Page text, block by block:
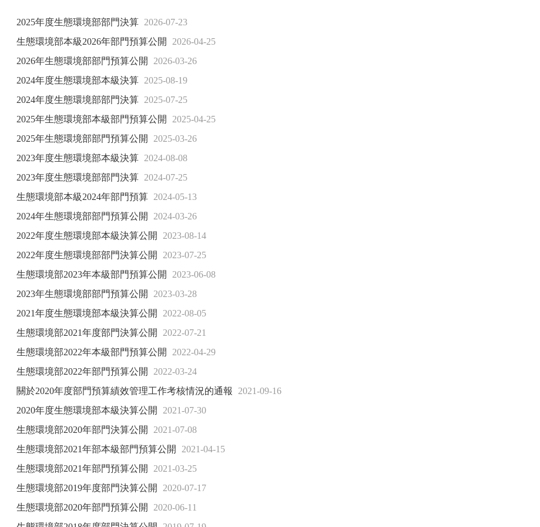
2025年度生態環境部部門決算 2026-07-23
生態環境部本級2026年部門預算公開
2026-04-25
2026年生態環境部部門預算公開
2026-03-26
2024年度生態環境部本級決算 2025-08-19
2024年度生態環境部部門決算 2025-07-25
2025年生態環境部本級部門預算公開
2025-04-25
2025年生態環境部部門預算公開
2025-03-26
2023年度生態環境部本級決算 2024-08-08
2023年度生態環境部部門決算 2024-07-25
生態環境部本級2024年部門預算 2024-05-13
2024年生態環境部部門預算公開
2024-03-26
2022年度生態環境部本級決算公開
2023-08-14
2022年度生態環境部部門決算公開
2023-07-25
生態環境部2023年本級部門預算公開
2023-06-08
2023年生態環境部部門預算公開
2023-03-28
2021年度生態環境部本級決算公開
2022-08-05
生態環境部2021年度部門決算公開
2022-07-21
生態環境部2022年本級部門預算公開
2022-04-29
生態環境部2022年部門預算公開
2022-03-24
關於2020年度部門預算績效管理工作考核情況的通報
2021-09-16
2020年度生態環境部本級決算公開
2021-07-30
生態環境部2020年部門決算公開
2021-07-08
生態環境部2021年部本級部門預算公開
2021-04-15
生態環境部2021年部門預算公開
2021-03-25
生態環境部2019年度部門決算公開
2020-07-17
生態環境部2020年部門預算公開
2020-06-11